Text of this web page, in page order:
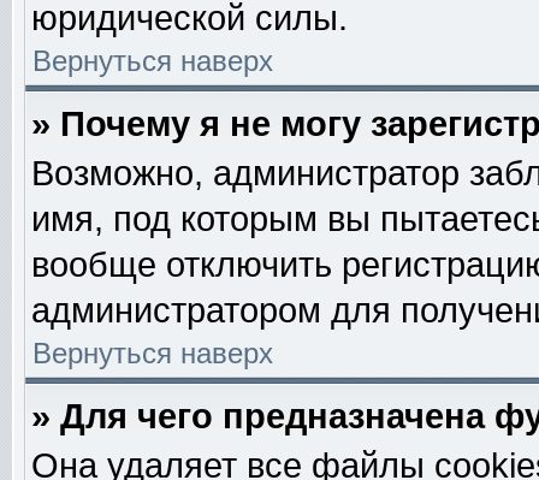
юридической силы.
Вернуться наверх
» Почему я не могу
Возможно, администратор
имя, под которым вы
вообще отключить
администратором для
Вернуться наверх
» Для чего предназначена
Она удаляет все файлы